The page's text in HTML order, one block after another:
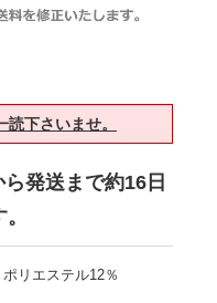
下さいませ。
発送まで約16日
リエステル12％